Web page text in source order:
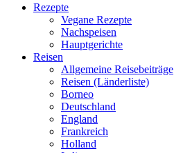
Rezepte
Vegane Rezepte
Nachspeisen
Hauptgerichte
Reisen
Allgemeine Reisebeiträge
Reisen (Länderliste)
Borneo
Deutschland
England
Frankreich
Holland